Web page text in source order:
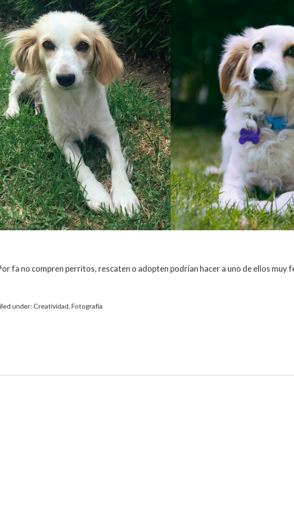
fa no compren perritos, rescaten o adopten podrían hacer a uno de ellos muy
under: Creatividad, Fotografía